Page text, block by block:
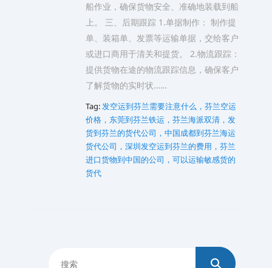
船作业，确保货物安全、准确地装载到船
上。 三、后期跟踪 1.单据制作： 制作提
单、装箱单、发票等运输单据，交给客户
或进口商用于清关和提货。 2.物流跟踪：
提供货物在途的物流跟踪信息，确保客户
了解货物的实时状……
Tag:发空运到芬兰需要注意什么，芬兰空运
价格，东莞到芬兰铁运，芬兰海派双清，发
货到芬兰的货代公司，中国成都到芬兰海运
货代公司，深圳发空运到芬兰的费用，芬兰
进口货物到中国的公司，可以运输敏感货的
货代